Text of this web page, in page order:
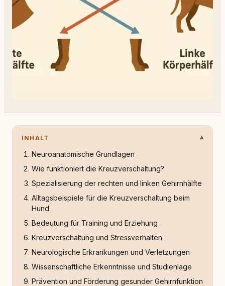
INHALT
Neuroanatomische Grundlagen
Wie funktioniert die Kreuzverschaltung?
Spezialisierung der rechten und linken Gehirnhälfte
Alltagsbeispiele für die Kreuzverschaltung beim
Hund
Bedeutung für Training und Erziehung
Kreuzverschaltung und Stressverhalten
Neurologische Erkrankungen und Verletzungen
Wissenschaftliche Erkenntnisse und Studienlage
Prävention und Förderung gesunder Gehirnfunktion